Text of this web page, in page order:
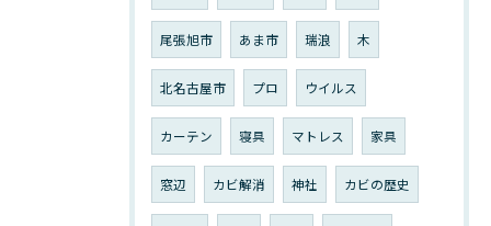
尾張旭市 あま市 瑞浪 木
北名古屋市 プロ ウイルス
カーテン 寝具 マトレス 家具
窓辺 カビ解消 神社 カビの歴史